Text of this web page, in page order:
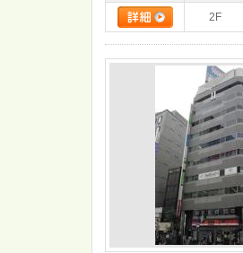
2F